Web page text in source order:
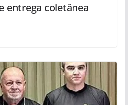
entrega coletânea